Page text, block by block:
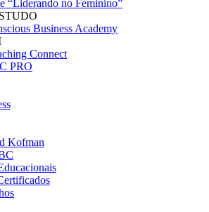
“Liderando no Feminino”
Business Academy
Connect
PRO
Kofman